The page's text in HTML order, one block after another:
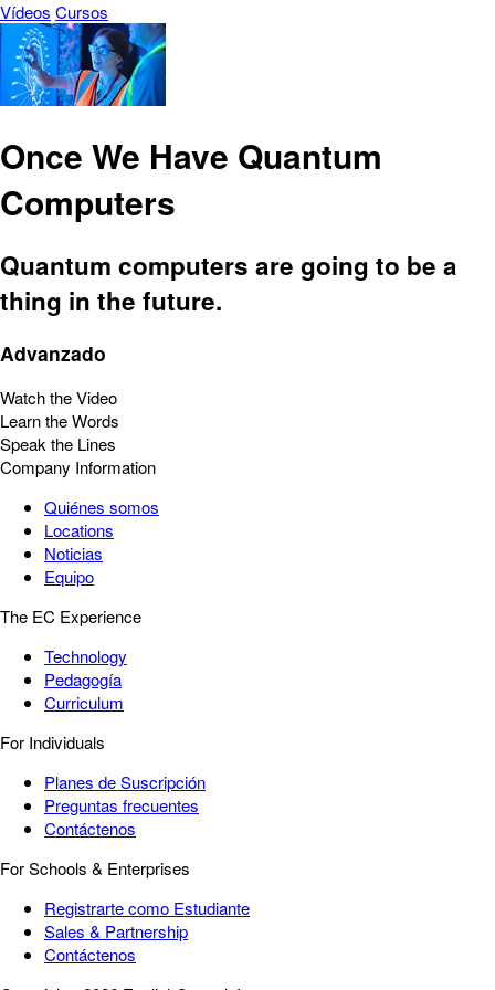
Vídeos Cursos
Once We Have Quantum
Computers
Quantum computers are going to be a
thing in the future.
Advanzado
Watch the Video
Learn the Words
Speak the Lines
Company Information
Quiénes somos
Locations
Noticias
Equipo
The EC Experience
Technology
Pedagogía
Curriculum
For Individuals
Planes de Suscripción
Preguntas frecuentes
Contáctenos
For Schools & Enterprises
Registrarte como Estudiante
Sales & Partnership
Contáctenos